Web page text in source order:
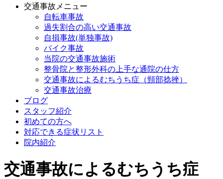
交通事故メニュー
自転車事故
過失割合の高い交通事故
自損事故(単独事故)
バイク事故
当院の交通事故施術
整骨院と整形外科の上手な通院の仕方
交通事故によるむちうち症（頸部捻挫）
交通事故治療
ブログ
スタッフ紹介
初めての方へ
対応できる症状リスト
院内紹介
交通事故によるむちうち症